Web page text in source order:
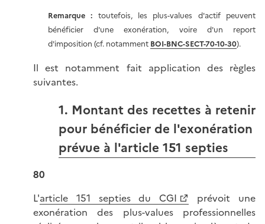
Remarque : toutefois, les plus-values d'actif peuvent
bénéficier d'une exonération, voire d'un report
d'imposition (cf. notamment BOI-BNC-SECT-70-10-30).
Il est notamment fait application des règles
suivantes.
1. Montant des recettes à retenir
pour bénéficier de l'exonération
prévue à l'article 151 septies
80
L'article 151 septies du CGI
prévoit une
exonération des plus-values professionnelles